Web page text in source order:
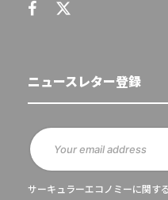
ニュースレター登録
サーキュラーエコノミーに関す